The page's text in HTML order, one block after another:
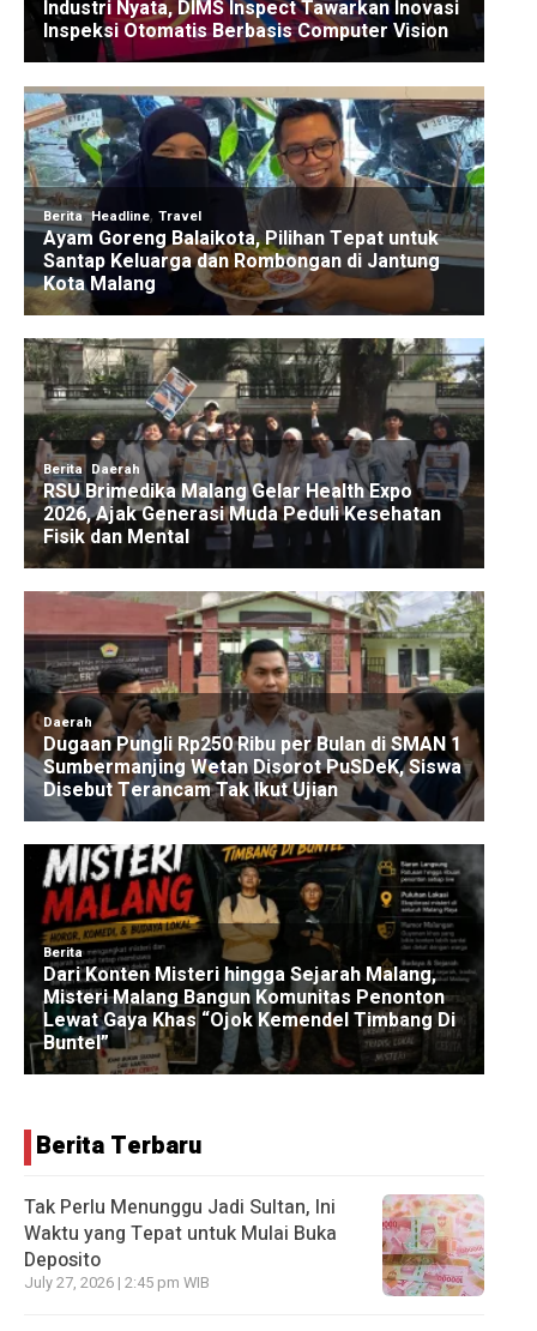
Berita Terbaru
Tak Perlu Menunggu Jadi Sultan, Ini
Waktu yang Tepat untuk Mulai Buka
Deposito
July 27, 2026 | 2:45 pm WIB